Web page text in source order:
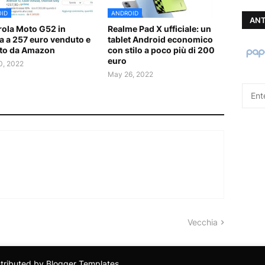
Moto G52 in
a 257 euro venduto e
da Amazon
2022
ANDROID
Realme Pad X ufficiale: un
tablet Android economico
con stilo a poco più di 200
euro
May 26, 2022
Vecchia